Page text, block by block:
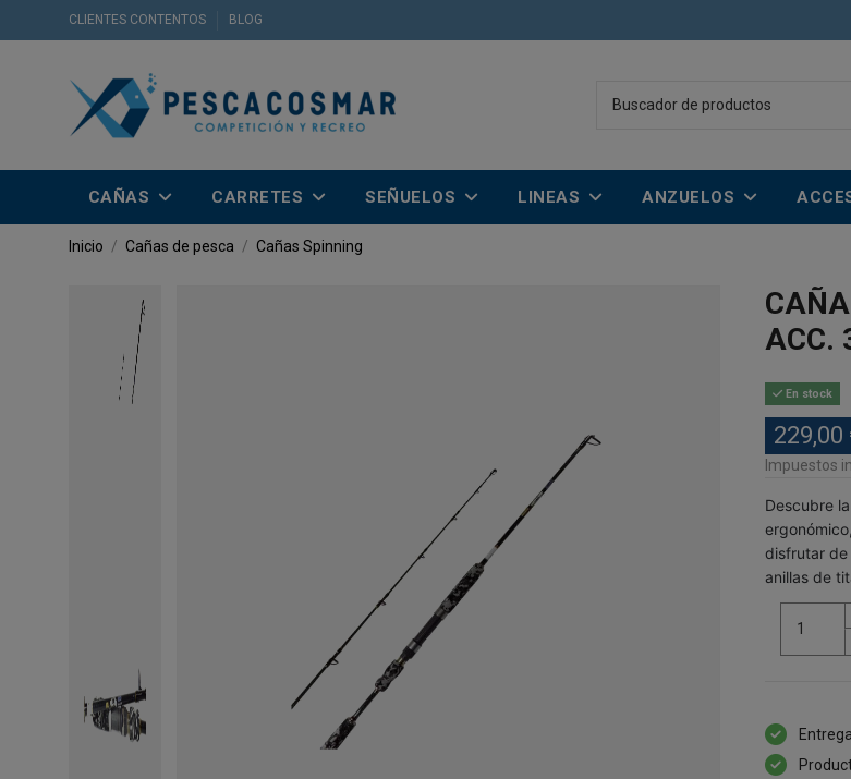
CLIENTES CONTENTOS BLOG
CAÑAS CARRETES SEÑUELOS LINEAS ANZUELOS
Inicio Cañas de pesca Cañas Spinning
ACC.
En stock
229,00
Impuestos
Descubre
disfrutar de
anillas de